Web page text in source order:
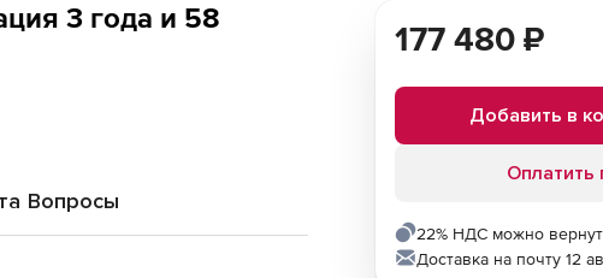
3 года и 58
Вопросы
177 480 ₽
Добавить в
Оплатить
22% НДС можно
Доставка на почту 12